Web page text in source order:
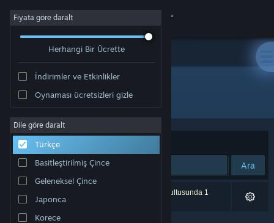
Giriş yap
Hakkında
Destek
Dili değiştir
Steam mobil uygulamasını yükle
Fiyata göre daralt
Herhangi Bir Ücrette
İndirimler ve Etkinlikler
Oynaması ücretsizleri gizle
Dile göre daralt
Türkçe
Basitleştirilmiş Çince
Geleneksel Çince
Japonca
Korece
Geliştirici: Ashley Roesler
Sırala Uygunluk
Ara
0 sonuç aramanızla eşleşiyor. Tercihleriniz doğrultusunda 1
ürün dâhil edilmedi.